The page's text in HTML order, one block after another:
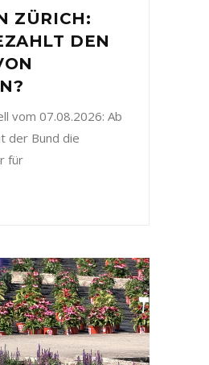
ZÜRICH:
DEN
vom 07.08.2026: Ab
der Bund die
für